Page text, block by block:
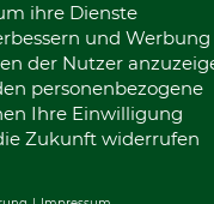
ihre Dienste
und Werbung
der Nutzer
personenbezogene
Ihre Einwilligung
Zukunft widerrufen